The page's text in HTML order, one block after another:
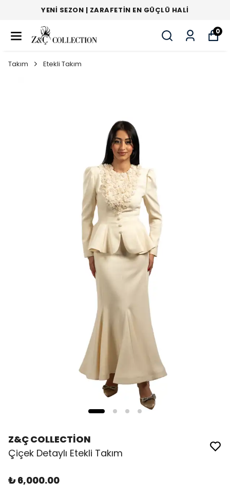
YENI SEZON | ZARAFETIN EN GÜÇLÜ HALI
0
Takım Etekli Takım
Z&Ç COLLECTİON
Çiçek Detaylı Etekli Takım
₺ 6,000.00